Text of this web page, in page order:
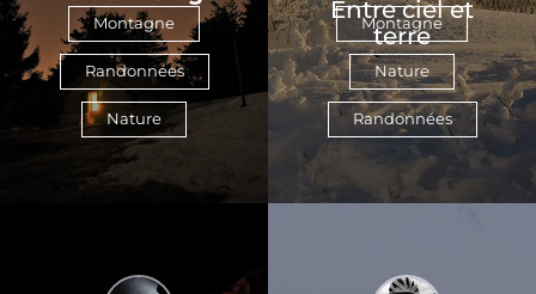
Montagne
Randonnées
Nature
Entre ciel et
terre
Montagne
Nature
Randonnées